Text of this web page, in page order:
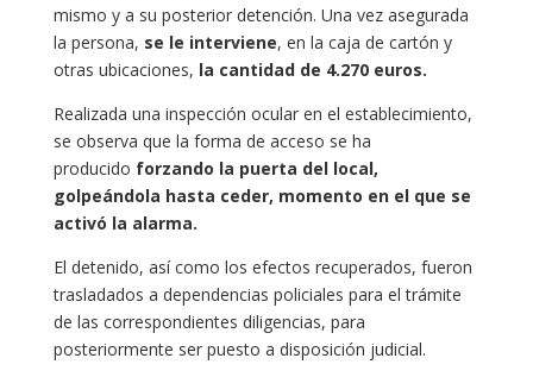
mismo y a su posterior detención. Una vez asegurada
la persona, se le interviene, en la caja de cartón y
otras ubicaciones, la cantidad de 4.270 euros.
Realizada una inspección ocular en el establecimiento,
se observa que la forma de acceso se ha
producido forzando la puerta del local,
golpeándola hasta ceder, momento en el que se
activó la alarma.
El detenido, así como los efectos recuperados, fueron
trasladados a dependencias policiales para el trámite
de las correspondientes diligencias, para
posteriormente ser puesto a disposición judicial.